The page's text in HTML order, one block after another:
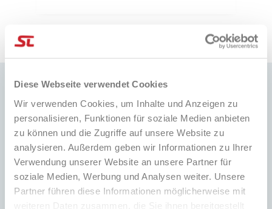
Diese Webseite verwendet Cookies
Wir verwenden Cookies, um Inhalte und Anzeigen zu
personalisieren, Funktionen für soziale Medien anbieten
zu können und die Zugriffe auf unsere Website zu
analysieren. Außerdem geben wir Informationen zu Ihrer
Verwendung unserer Website an unsere Partner für
soziale Medien, Werbung und Analysen weiter. Unsere
Partner führen diese Informationen möglicherweise mit
Pausa
SCHNELLE LIEFERUNG
Weltweiter Versand mit
Sendungsverfolgung
BESTPREIS
Immer die besten Preise auf dem
Markt und viele spezielle Aktionen